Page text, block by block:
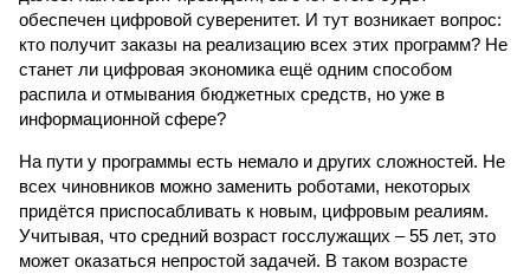
обеспечен цифровой суверенитет. И тут возникает вопрос:
кто получит заказы на реализацию всех этих программ? Не
станет ли цифровая экономика ещё одним способом
распила и отмывания бюджетных средств, но уже в
информационной сфере?
На пути у программы есть немало и других сложностей. Не
всех чиновников можно заменить роботами, некоторых
придётся приспосабливать к новым, цифровым реалиям.
Учитывая, что средний возраст госслужащих – 55 лет, это
может оказаться непростой задачей. В таком возрасте